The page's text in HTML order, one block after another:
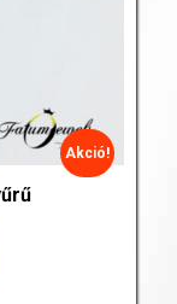
Akció!